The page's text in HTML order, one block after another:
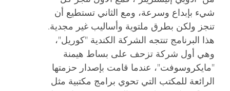
شيء بإبداع وسرعة، ومع الثاني تستطيع أن
تنجز ولكن بطرق ملتوية وأساليب غير مجدية.
هذا البرنامج تنتجه الشركة الكندية "كوريل"،
وهي أول شركة تزحف على بساط هيمنة
"مايكروسوفت"، عندما قامت بإصدار حزمتها
الرائعة للمكتب التي تحوي برامج مكتبية مثل